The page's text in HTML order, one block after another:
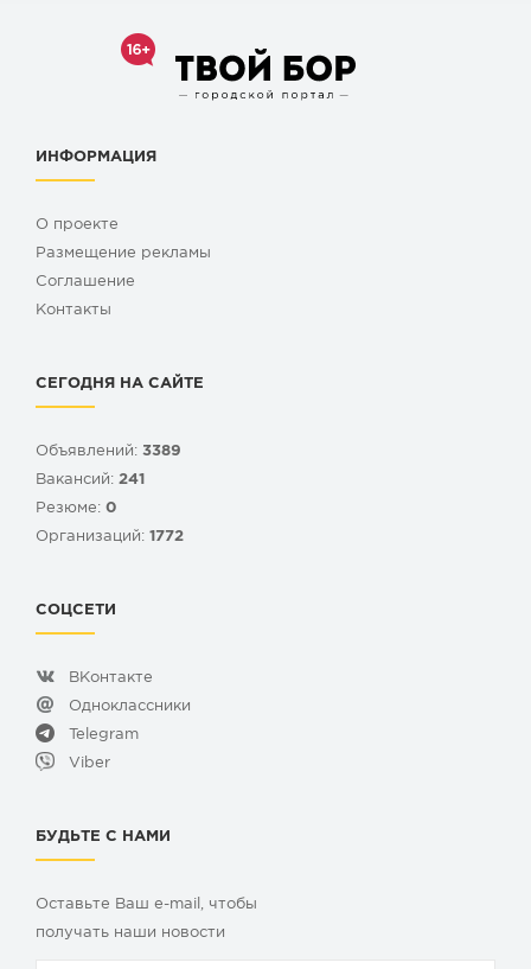
ИНФОРМАЦИЯ
О проекте
Размещение рекламы
Cоглашение
Контакты
СЕГОДНЯ НА САЙТЕ
Объявлений: 3389
Вакансий: 241
Резюме: 0
Организаций: 1772
СОЦСЕТИ
ВКонтакте
Одноклассники
Telegram
Viber
БУДЬТЕ С НАМИ
Оставьте Ваш e-mail, чтобы
получать наши новости